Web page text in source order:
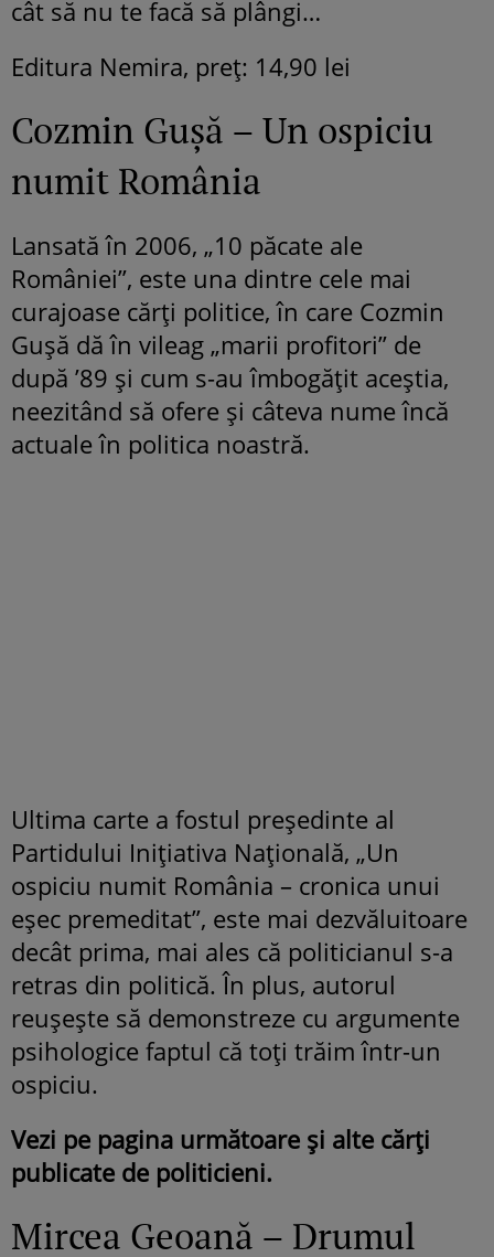
cât să nu te facă să plângi…
Editura Nemira, preţ: 14,90 lei
Cozmin Guşă – Un ospiciu
numit România
Lansată în 2006, „10 păcate ale
României”, este una dintre cele mai
curajoase cărţi politice, în care Cozmin
Guşă dă în vileag „marii profitori” de
după ’89 şi cum s-au îmbogăţit aceştia,
neezitând să ofere şi câteva nume încă
actuale în politica noastră.
Ultima carte a fostul preşedinte al
Partidului Iniţiativa Naţională, „Un
ospiciu numit România – cronica unui
eşec premeditat”, este mai dezvăluitoare
decât prima, mai ales că politicianul s-a
retras din politică. În plus, autorul
reuşeşte să demonstreze cu argumente
psihologice faptul că toţi trăim într-un
ospiciu.
Vezi pe pagina următoare şi alte cărţi
publicate de politicieni.
Mircea Geoană – Drumul